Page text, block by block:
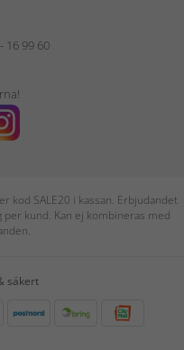
16 99 60
kod SALE20 i kassan. Erbjudandet
per kund. Kan ej kombineras med
säkert